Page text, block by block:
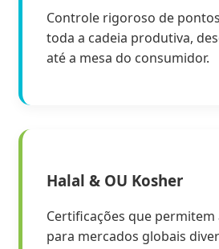
Controle rigoroso de
toda a cadeia produtiva,
até a mesa do consumidor.
Halal & OU Kosher
Certificações que permitem
para mercados globais